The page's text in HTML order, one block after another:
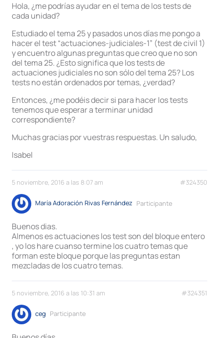
Hola, ¿me podrías ayudar en el tema de los tests de
cada unidad?
Estudiado el tema 25 y pasados unos días me pongo a
hacer el test “actuaciones-judiciales-1” (test de civil 1)
y encuentro algunas preguntas que creo que no son
del tema 25. ¿Esto significa que los tests de
actuaciones judiciales no son sólo del tema 25? Los
tests no están ordenados por temas, ¿verdad?
Entonces, ¿me podéis decir si para hacer los tests
tenemos que esperar a terminar unidad
correspondiente?
Muchas gracias por vuestras respuestas. Un saludo,
Isabel
5 noviembre, 2016 a las 8:07 am #324350
María Adoración Rivas Fernández Participante
Buenos dias.
Almenos es actuaciones los test son del bloque entero
, yo los hare cuanso termine los cuatro temas que
forman este bloque porque las preguntas estan
mezcladas de los cuatro temas.
5 noviembre, 2016 a las 10:31 am #324351
ceg Participante